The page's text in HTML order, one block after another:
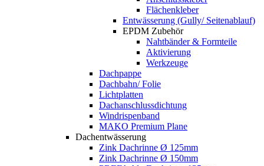
Flächenkleber
Entwässerung (Gully/ Seitenablauf)
EPDM Zubehör
Nahtbänder & Formteile
Aktivierung
Werkzeuge
Dachpappe
Dachbahn/ Folie
Lichtplatten
Dachanschlussdichtung
Windrispenband
MAKO Premium Plane
Dachentwässerung
Zink Dachrinne Ø 125mm
Zink Dachrinne Ø 150mm